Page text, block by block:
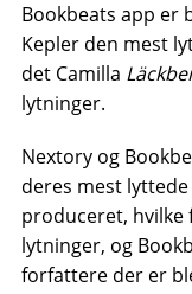
Bookbeats app er
Kepler den mest
det Camilla
lytninger.
Nextory og
deres mest
produceret,
lytninger, og
forfattere der er